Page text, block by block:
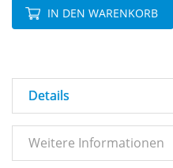
IN DEN WARENKORB
Details
Weitere Informationen